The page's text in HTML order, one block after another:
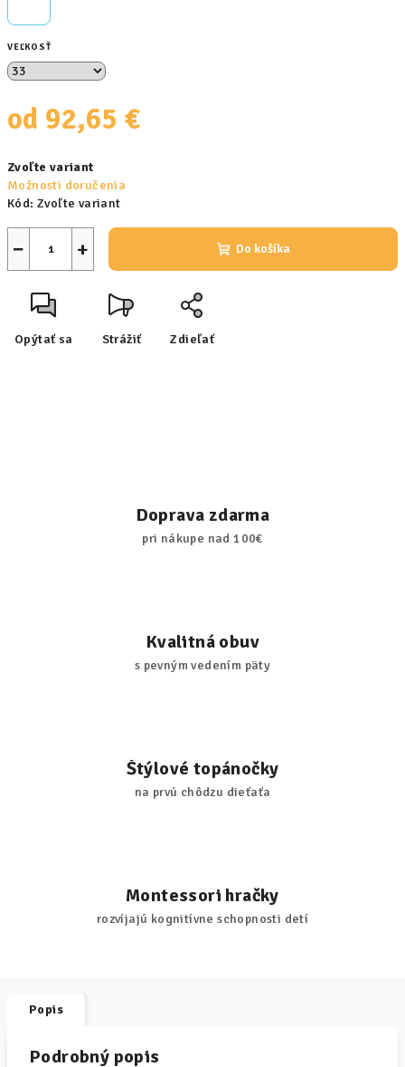
VEĽKOSŤ
od 92,65 €
cena:
Zvoľte variant
Možnosti doručenia
Kód: Zvoľte variant
+
− Do košíka
Opýtať sa Strážiť Zdieľať
Doprava zdarma
pri nákupe nad 100€
Kvalitná obuv
s pevným vedením päty
Štýlové topánočky
na prvú chôdzu dieťaťa
Montessori hračky
rozvíjajú kognitívne schopnosti detí
Popis
Podrobný popis